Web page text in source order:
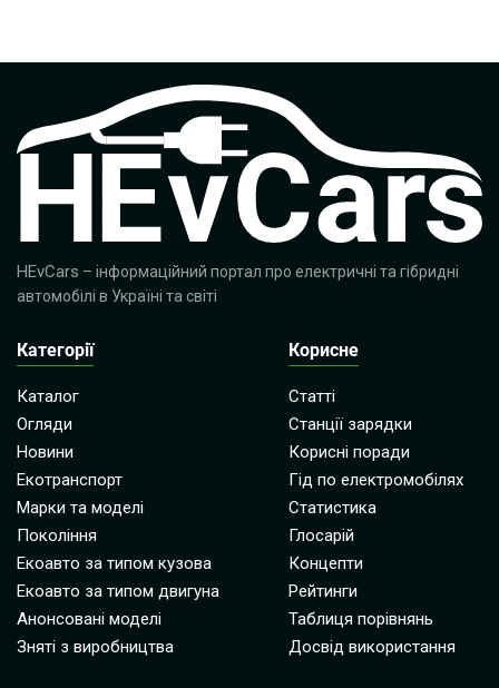
HEvCars – інформаційний портал про електричні та гібридні
автомобілі в Україні та світі
Категорії
Каталог
Огляди
Новини
Екотранспорт
Марки та моделі
Покоління
Екоавто за типом кузова
Екоавто за типом двигуна
Анонсовані моделі
Зняті з виробництва
Корисне
Статті
Станції зарядки
Корисні поради
Гід по електромобілях
Статистика
Глосарій
Концепти
Рейтинги
Таблиця порівнянь
Досвід використання